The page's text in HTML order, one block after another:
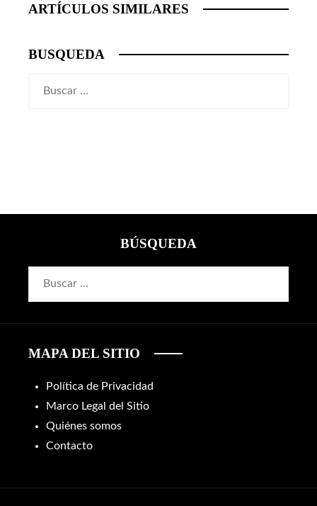
ARTÍCULOS SIMILARES
BUSQUEDA
BÚSQUEDA
MAPA DEL SITIO
Política de Privacidad
Marco Legal del Sitio
Quiénes somos
Contacto